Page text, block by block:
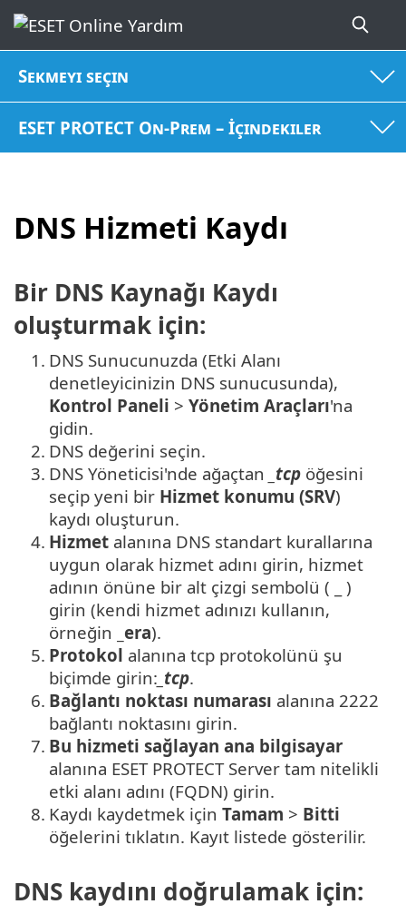
Sekmeyi seçin
ESET PROTECT On-Prem – İçindekiler
DNS Hizmeti Kaydı
Bir DNS Kaynağı Kaydı
oluşturmak için:
1. DNS Sunucunuzda (Etki Alanı
denetleyicinizin DNS sunucusunda),
Kontrol Paneli > Yönetim Araçları'na
gidin.
2. DNS değerini seçin.
3. DNS Yöneticisi'nde ağaçtan _tcp öğesini
seçip yeni bir Hizmet konumu (SRV)
kaydı oluşturun.
4. Hizmet alanına DNS standart kurallarına
uygun olarak hizmet adını girin, hizmet
adının önüne bir alt çizgi sembolü ( _ )
girin (kendi hizmet adınızı kullanın,
örneğin _era).
5. Protokol alanına tcp protokolünü şu
biçimde girin: _tcp.
6. Bağlantı noktası numarası alanına 2222
bağlantı noktasını girin.
7. Bu hizmeti sağlayan ana bilgisayar
alanına ESET PROTECT Server tam nitelikli
etki alanı adını (FQDN) girin.
8. Kaydı kaydetmek için Tamam > Bitti
öğelerini tıklatın. Kayıt listede gösterilir.
DNS kaydını doğrulamak için: